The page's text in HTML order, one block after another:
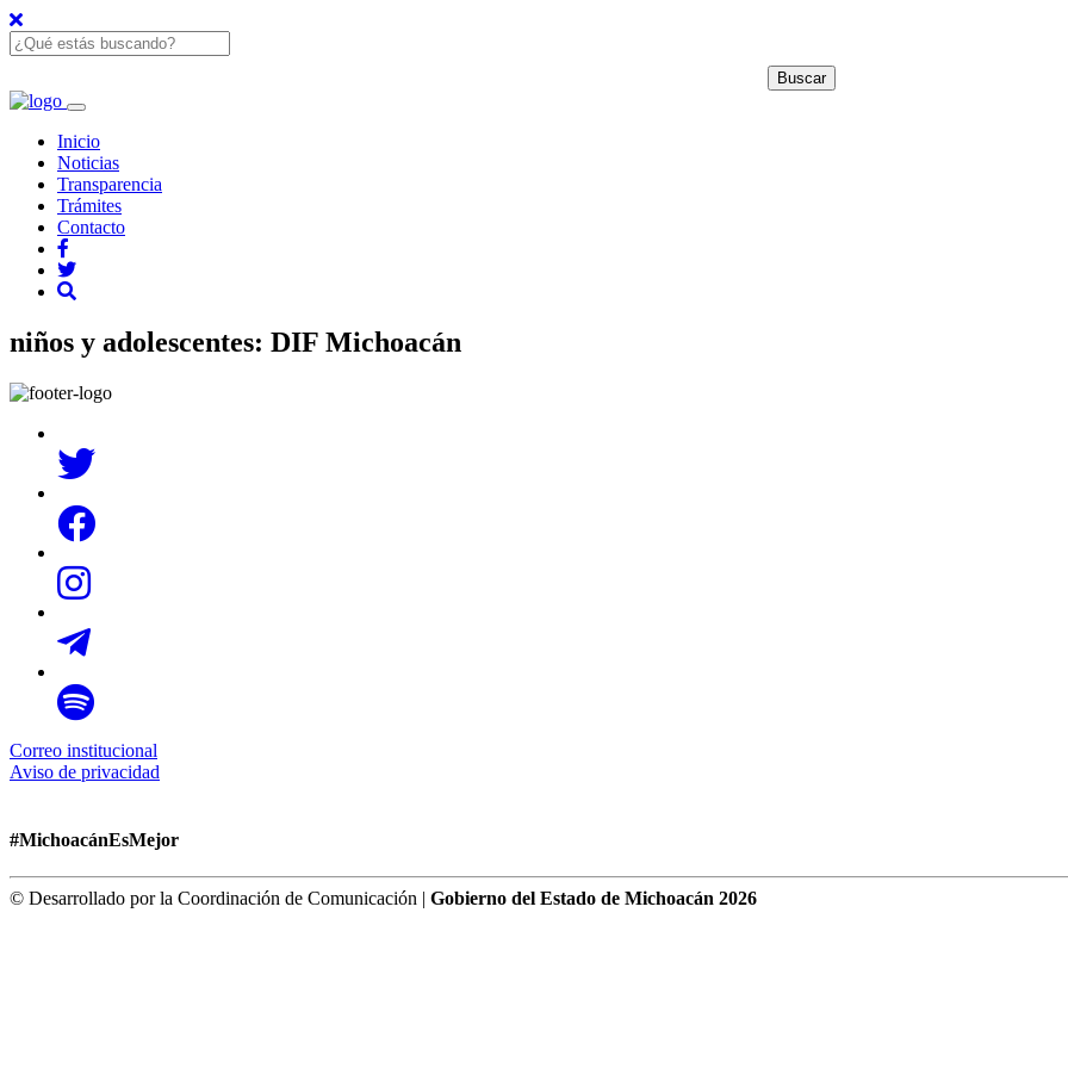
Inicio
Noticias
Transparencia
Trámites
Contacto
niños y adolescentes: DIF Michoacán
Correo institucional
Aviso de privacidad
#MichoacánEsMejor
© Desarrollado por la Coordinación de Comunicación | Gobierno del Estado de Michoacán 2026